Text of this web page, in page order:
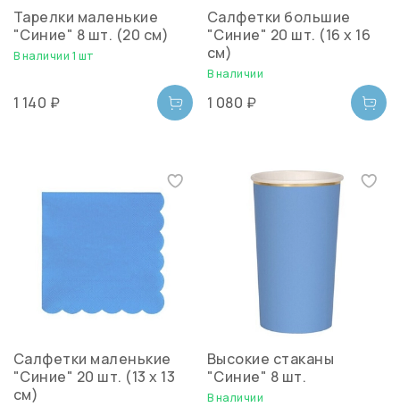
Тарелки маленькие
"Синие" 8 шт. (20 см)
В наличии 1 шт
1 140 ₽
Салфетки большие
"Синие" 20 шт. (16 х 16
см)
В наличии
1 080 ₽
Салфетки маленькие
"Синие" 20 шт. (13 х 13
см)
Высокие стаканы
"Синие" 8 шт.
В наличии